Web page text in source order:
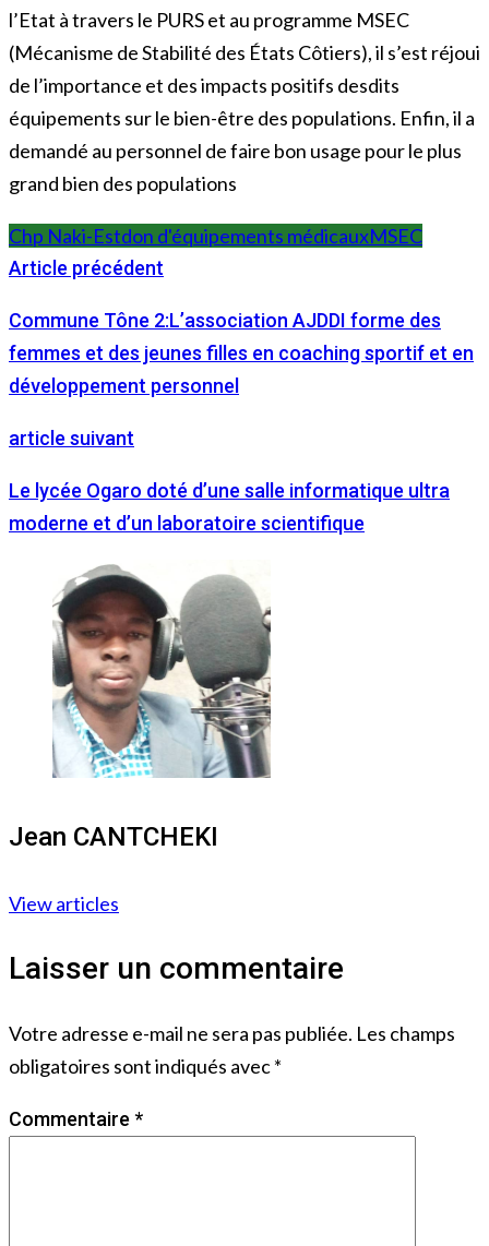
l’Etat à travers le PURS et au programme MSEC
(Mécanisme de Stabilité des États Côtiers), il s’est réjoui
de l’importance et des impacts positifs desdits
équipements sur le bien-être des populations. Enfin, il a
demandé au personnel de faire bon usage pour le plus
grand bien des populations
Chp Naki-Estdon d'équipements médicauxMSEC
Article précédent
Commune Tône 2:L’association AJDDI forme des
femmes et des jeunes filles en coaching sportif et en
développement personnel
article suivant
Le lycée Ogaro doté d’une salle informatique ultra
moderne et d’un laboratoire scientifique
Jean CANTCHEKI
View articles
Laisser un commentaire
Votre adresse e-mail ne sera pas publiée. Les champs
obligatoires sont indiqués avec*
Commentaire *